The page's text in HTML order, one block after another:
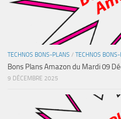
TECHNOS BONS-PLANS / TECHNOS
Bons Plans Amazon du Mardi 09
9 DÉCEMBRE 2025